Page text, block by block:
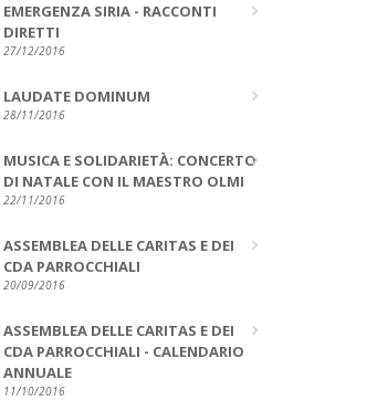
EMERGENZA SIRIA - RACCONTI
DIRETTI
27/12/2016
LAUDATE DOMINUM
28/11/2016
MUSICA E SOLIDARIETÀ: CONCERTO
DI NATALE CON IL MAESTRO OLMI
22/11/2016
ASSEMBLEA DELLE CARITAS E DEI
CDA PARROCCHIALI
20/09/2016
ASSEMBLEA DELLE CARITAS E DEI
CDA PARROCCHIALI - CALENDARIO
ANNUALE
11/10/2016